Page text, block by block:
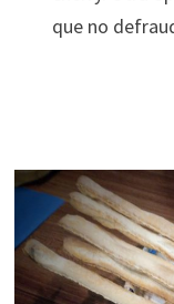
que no